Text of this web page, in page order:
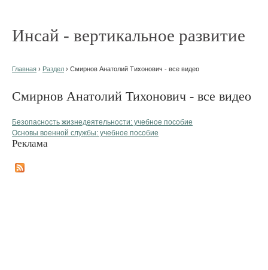
Инсай - вертикальное развитие
Главная › Раздел › Смирнов Анатолий Тихонович - все видео
Смирнов Анатолий Тихонович - все видео
Безопасность жизнедеятельности: учебное пособие
Основы военной службы: учебное пособие
Реклама